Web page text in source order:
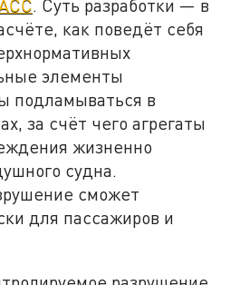
. Суть разработки — в
как поведёт себя
элементы
подламываться в
за счёт чего агрегаты
жизненно
судна.
сможет
для пассажиров и